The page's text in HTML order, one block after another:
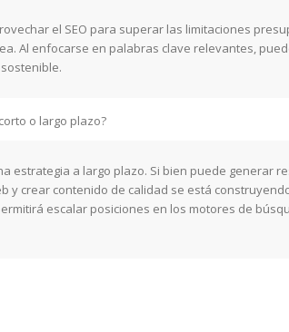
el SEO para superar las limitaciones
Al enfocarse en palabras clave relevantes,
o largo plazo?
estrategia a largo plazo. Si bien puede generar
y crear contenido de calidad se está
escalar posiciones en los motores de